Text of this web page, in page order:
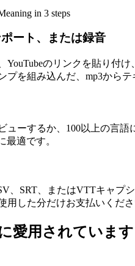
in 3 steps
ート、または録音
YouTubeのリンクを貼り付
プを組み込んだ、mp3から
ューするか、100以上の言
最適です。
、SRT、またはVTTキャプ
した分だけお支払いくださ
愛用されています